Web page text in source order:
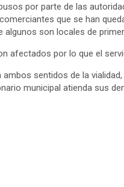
por parte de las
que se han
algunos son locales de
afectados por lo que el
sentidos de la
municipal atienda sus